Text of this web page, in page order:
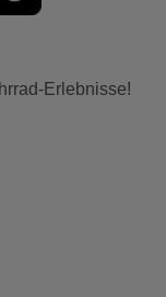
Erlebnisse!